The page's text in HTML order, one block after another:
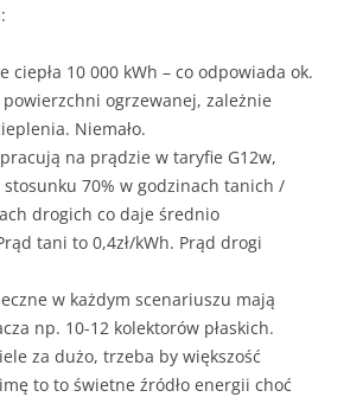
ciepła 10 000 kWh – co odpowiada ok.
powierzchni ogrzewanej, zależnie
Niemało.
pracują na prądzie w taryfie G12w,
70% w godzinach tanich /
drogich co daje średnio
tani to 0,4zł/kWh. Prąd drogi
w każdym scenariuszu mają
np. 10-12 kolektorów płaskich.
za dużo, trzeba by większość
to to świetne źródło energii choć